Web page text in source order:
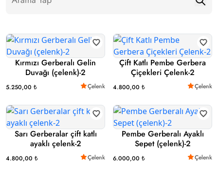
Kırmızı Gerberalı Gelin
Duvağı (çelenk)-2
5.250,00 ₺ Çelenk
Çift Katlı Pembe Gerbera
Çiçekleri Çelenk-2
4.800,00 ₺ Çelenk
Sarı Gerberalar çift katlı
ayaklı çelenk-2
4.800,00 ₺ Çelenk
Pembe Gerberalı Ayaklı
Sepet (çelenk)-2
6.000,00 ₺ Çelenk